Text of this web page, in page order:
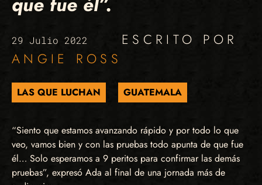
29 Julio 2022
ESCRITO POR
ANGIE ROSS
LAS QUE LUCHAN GUATEMALA
“Siento que estamos avanzando rápido y por todo lo que
veo, vamos bien y con las pruebas todo apunta de que fue
él… Solo esperamos a 9 peritos para confirmar las demás
pruebas”, expresó Ada al final de una jornada más de